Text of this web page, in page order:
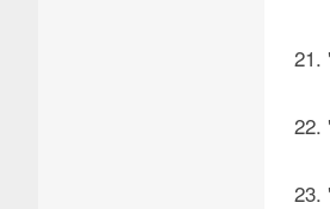
21.
22.
23.